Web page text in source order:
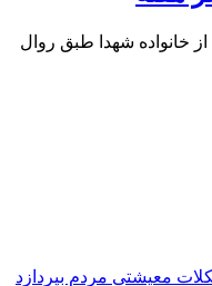
خانواده شهدا طبق روال